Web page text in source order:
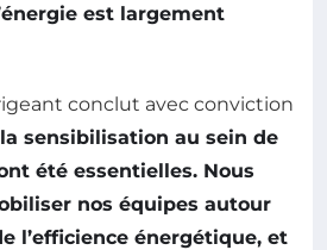
est largement
conclut avec conviction
sensibilisation au sein de
été essentielles. Nous
nos équipes autour
l’efficience énergétique, et